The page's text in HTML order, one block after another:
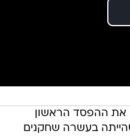
את ההפסד הראשון
בעשרה שחקנים